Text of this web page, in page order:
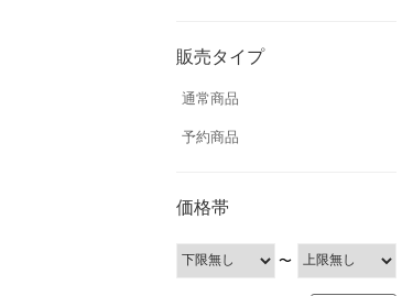
販売タイプ
通常商品
予約商品
価格帯
〜